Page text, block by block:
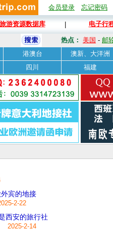
会员登录 忘记密码
游资源数据库 电子行
热点： 美国 - 邮
港澳台
澳新、大洋洲
四川 福建
宾的地接
2-22
西安的旅行社
2025-2-14